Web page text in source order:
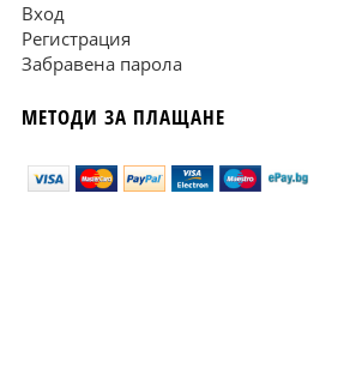
Вход
Регистрация
Забравена парола
МЕТОДИ ЗА ПЛАЩАНЕ